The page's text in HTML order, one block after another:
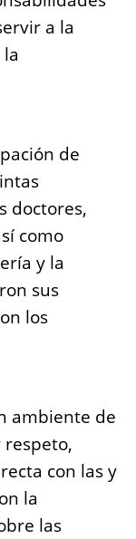
a la
de
doctores,
como
y la
sus
los
ambiente de
respeto,
con las y
la
las